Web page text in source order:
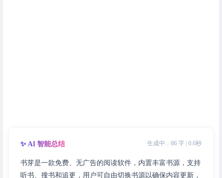
✨ AI 智能总结 生成中... 86 字 | 0.6秒
书芽是一款免费、无广告的阅读软件，内置丰富书源，支持
听书、搜书和追更，用户可自由切换书源以确保内容更新，